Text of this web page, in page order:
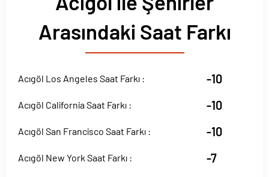
Arasındaki Saat Farkı
Acıgöl Los Angeles Saat Farkı : -10
Acıgöl California Saat Farkı : -10
Acıgöl San Francisco Saat Farkı : -10
Acıgöl New York Saat Farkı : -7